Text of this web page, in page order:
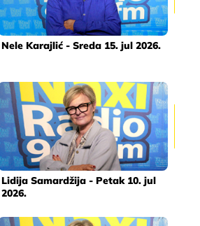
Nele Karajlić - Sreda 15. jul 2026.
Lidija Samardžija - Petak 10. jul
2026.